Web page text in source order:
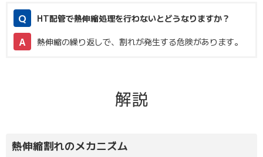
HT配管で熱伸縮処理を行わないとどうなりますか？
熱伸縮の繰り返しで、割れが発生する危険があります。
解説
熱伸縮割れのメカニズム